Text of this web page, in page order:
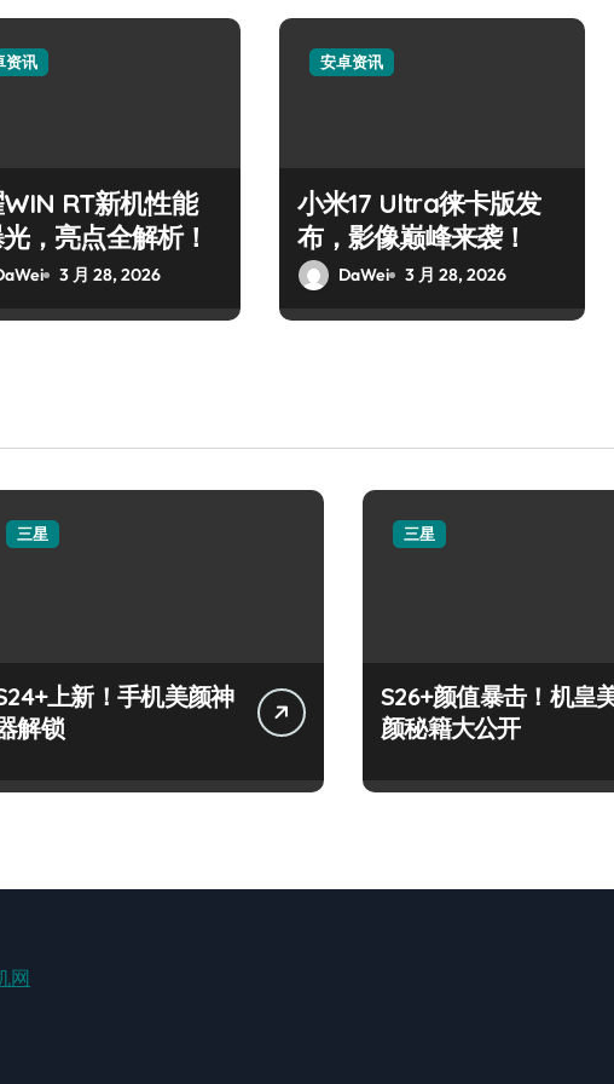
资讯
RT新机性能
，亮点全解析！
3 月 28, 2026
安卓资讯
小米17 Ultra徕卡版发
布，影像巅峰来袭！
DaWei 3 月 28, 2026
三星
上新！手机美颜神
解锁
三星
S26+颜值暴击！机皇
颜秘籍大公开
网